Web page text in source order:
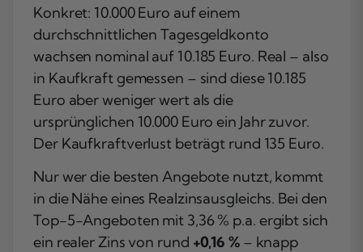
Konkret: 10.000 Euro auf einem
durchschnittlichen Tagesgeldkonto
wachsen nominal auf 10.185 Euro. Real – also
in Kaufkraft gemessen – sind diese 10.185
Euro aber weniger wert als die
ursprünglichen 10.000 Euro ein Jahr zuvor.
Der Kaufkraftverlust beträgt rund 135 Euro.
Nur wer die besten Angebote nutzt, kommt
in die Nähe eines Realzinsausgleichs. Bei den
Top-5-Angeboten mit 3,36 % p.a. ergibt sich
ein realer Zins von rund +0,16 %– knapp